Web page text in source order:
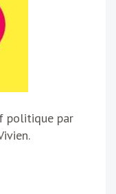
politique par